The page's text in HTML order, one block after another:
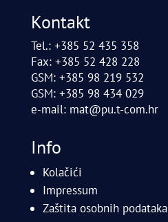
Kontakt
Tel.: +385 52 435 358
Fax: +385 52 428 228
GSM: +385 98 219 532
GSM: +385 98 434 029
e-mail: mat@pu.t-com.hr
Info
Kolačići
Impressum
Zaštita osobnih podataka